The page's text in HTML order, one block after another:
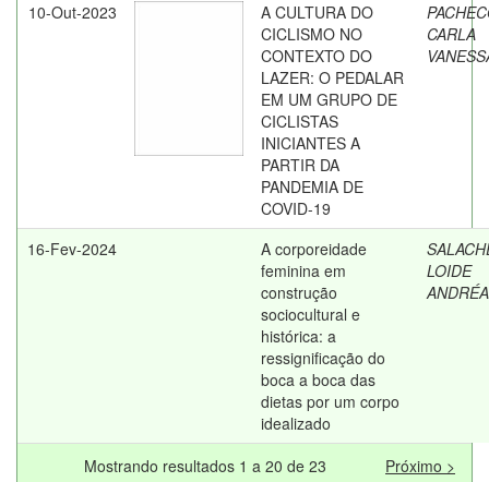
10-Out-2023
A CULTURA DO
CICLISMO NO
CONTEXTO DO
LAZER: O PEDALAR
EM UM GRUPO DE
CICLISTAS
INICIANTES A
PARTIR DA
PANDEMIA DE
COVID-19
CARLA
16-Fev-2024
A corporeidade
feminina em
construção
sociocultural e
histórica: a
ressignificação do
boca a boca das
dietas por um corpo
idealizado
LOIDE
ANDRÉA
Mostrando resultados 1 a 20 de 23 Próximo >